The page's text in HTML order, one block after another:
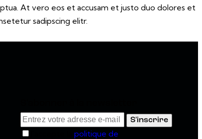
At vero eos et accusam et justo duo dolores et
sadipscing elitr.
S'inscrire
politique de